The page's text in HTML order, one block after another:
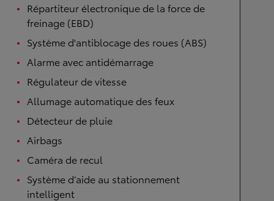
Répartiteur électronique de la force de
freinage (EBD)
Système d'antiblocage des roues (ABS)
Alarme avec antidémarrage
Régulateur de vitesse
Allumage automatique des feux
Détecteur de pluie
Airbags
Caméra de recul
Système d’aide au stationnement
intelligent